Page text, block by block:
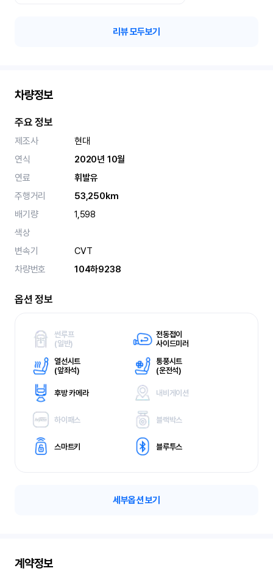
리뷰 모두보기
차량정보
주요 정보
제조사
현대
연식
2020년 10월
연료
휘발유
주행거리
53,250km
배기량
1,598
색상
변속기
CVT
차량번호
104하9238
옵션 정보
썬루프
(일반)
전동접이
사이드미러
열선시트
(앞좌석)
통풍시트
(운전석)
후방 카메라 내비게이션
하이패스 블랙박스
스마트키 블루투스
세부옵션 보기
계약정보